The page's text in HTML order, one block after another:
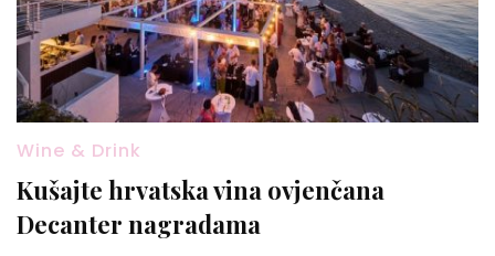
Wine & Drink
Kušajte hrvatska vina ovjenčana
Decanter nagradama